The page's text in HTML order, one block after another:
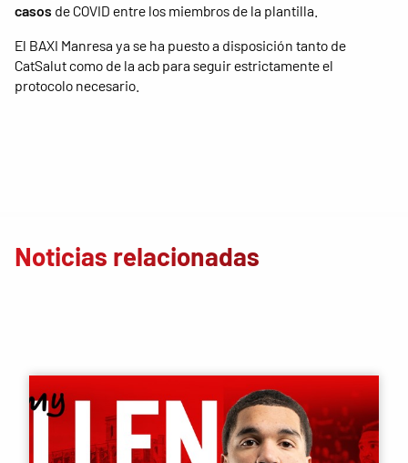
casos de COVID entre los miembros de la plantilla.
El BAXI Manresa ya se ha puesto a disposición tanto de
CatSalut como de la acb para seguir estrictamente el
protocolo necesario.
Noticias relacionadas